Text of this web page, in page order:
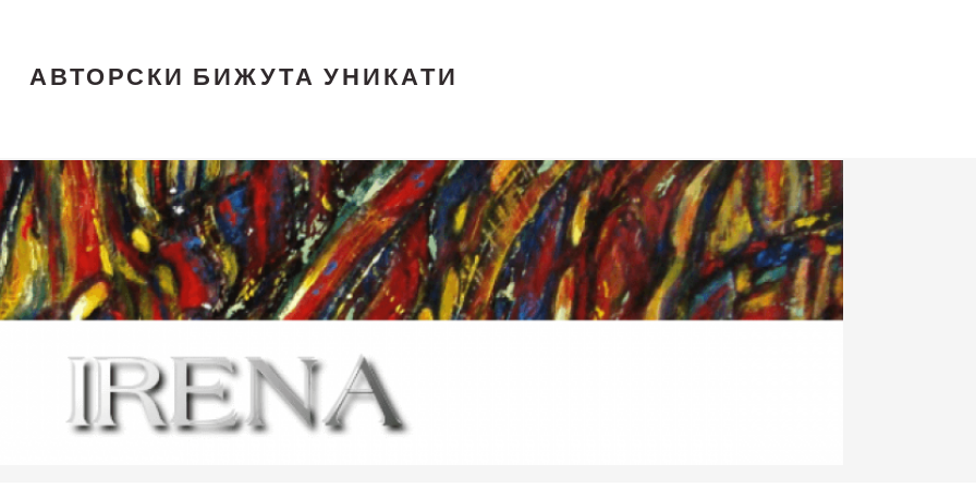
АВТОРСКИ БИЖУТА УНИКАТИ